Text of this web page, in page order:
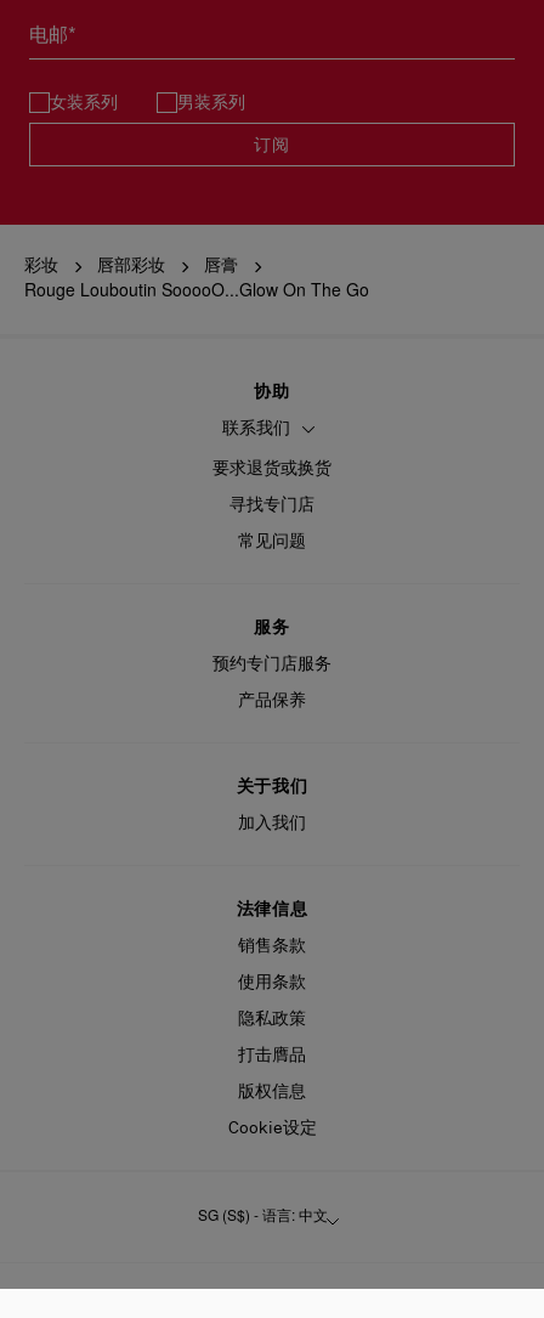
电邮*
女装系列 男装系列
订阅
彩妆 唇部彩妆
唇膏
Rouge Louboutin SooooO...Glow On The Go
协助
联系我们
要求退货或换货
寻找专门店
常见问题
服务
预约专门店服务
产品保养
关于我们
加入我们
法律信息
销售条款
使用条款
隐私政策
打击膺品
版权信息
Cookie设定
SG (S$) - 语言: 中文